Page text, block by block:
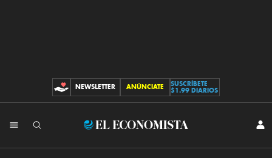
CONTRIBUCIONES
NEWSLETTER ANÚNCIATE
SUSCRÍBETE
$1.99 DIARIOS
El